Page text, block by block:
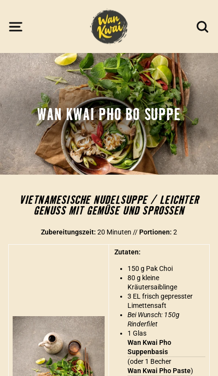
Inhalt
SEITENNAVIGATION
WAN KWAI PHO BO SUPPE
VIETNAMESISCHE NUDELSUPPE / LEICHTER
GENUSS MIT GEMÜSE UND SPROSSEN
Zubereitungszeit: 20 Minuten // Portionen: 2
Zutaten:
150 g Pak Choi
80 g kleine
Kräutersaiblinge
3 EL frisch gepresster
Limettensaft
Bei Wunsch: 150g
Rinderfilet
1 Glas
Wan Kwai Pho
Suppenbasis
(oder 1 Becher
Wan Kwai Pho Paste)